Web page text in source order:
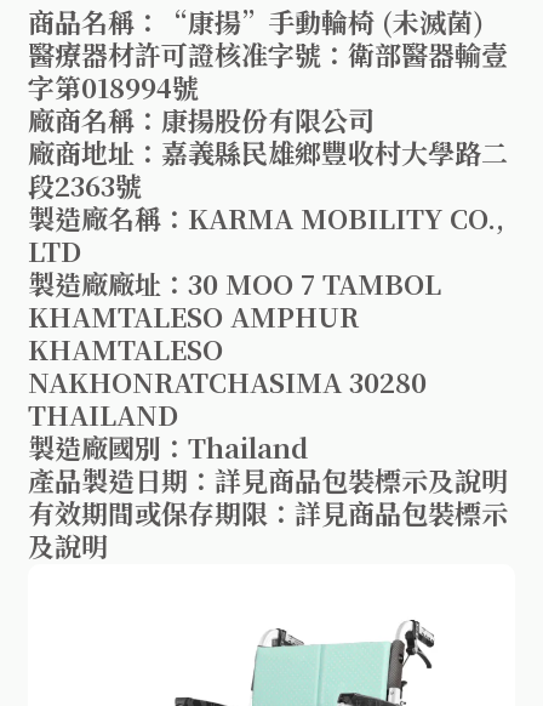
商品名稱：“康揚”手動輪椅 (未滅菌)
醫療器材許可證核准字號：衛部醫器輸壹
字第018994號
廠商名稱：康揚股份有限公司
廠商地址：嘉義縣民雄鄉豐收村大學路二
段2363號
製造廠名稱：KARMA MOBILITY CO.,
LTD
製造廠廠址：30 MOO 7 TAMBOL
KHAMTALESO AMPHUR
KHAMTALESO
NAKHONRATCHASIMA 30280
THAILAND
製造廠國別：Thailand
產品製造日期：詳見商品包裝標示及說明
有效期間或保存期限：詳見商品包裝標示
及說明